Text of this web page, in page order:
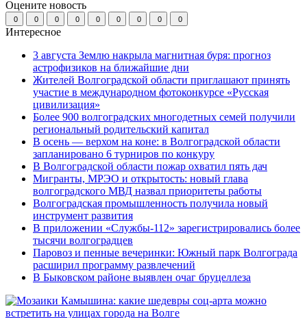
Оцените новость
0 0 0 0 0 0 0 0 0
Интересное
3 августа Землю накрыла магнитная буря: прогноз
астрофизиков на ближайшие дни
Жителей Волгоградской области приглашают принять
участие в международном фотоконкурсе «Русская
цивилизация»
Более 900 волгоградских многодетных семей получили
региональный родительский капитал
В осень — верхом на коне: в Волгоградской области
запланировано 6 турниров по конкуру
В Волгоградской области пожар охватил пять дач
Мигранты, МРЭО и открытость: новый глава
волгоградского МВД назвал приоритеты работы
Волгоградская промышленность получила новый
инструмент развития
В приложении «Службы-112» зарегистрировались более
тысячи волгоградцев
Паровоз и пенные вечеринки: Южный парк Волгограда
расширил программу развлечений
В Быковском районе выявлен очаг бруцеллеза